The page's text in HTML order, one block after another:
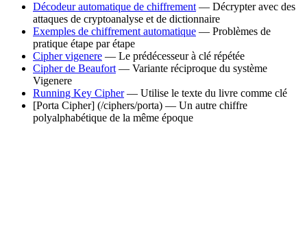
Décodeur automatique de chiffrement — Décrypter avec des
attaques de cryptoanalyse et de dictionnaire
Exemples de chiffrement automatique — Problèmes de
pratique étape par étape
Cipher vigenere — Le prédécesseur à clé répétée
Cipher de Beaufort — Variante réciproque du système
Vigenere
Running Key Cipher— Utilise le texte du livre comme clé
[Porta Cipher] (/ciphers/porta) — Un autre chiffre
polyalphabétique de la même époque